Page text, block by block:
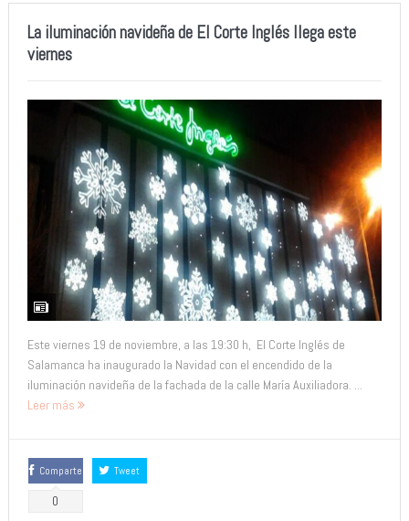
La iluminación navideña de El Corte Inglés llega este
viernes
Este viernes 19 de noviembre, a las 19:30 h, El Corte Inglés de
Salamanca ha inaugurado la Navidad con el encendido de la
iluminación navideña de la fachada de la calle María Auxiliadora. ...
Leer más
Comparte
0
Tweet